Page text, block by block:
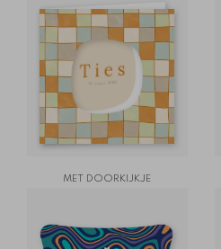
MET DOORKIJKJE